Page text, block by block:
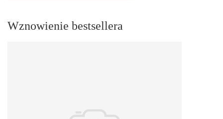
Wznowienie bestsellera